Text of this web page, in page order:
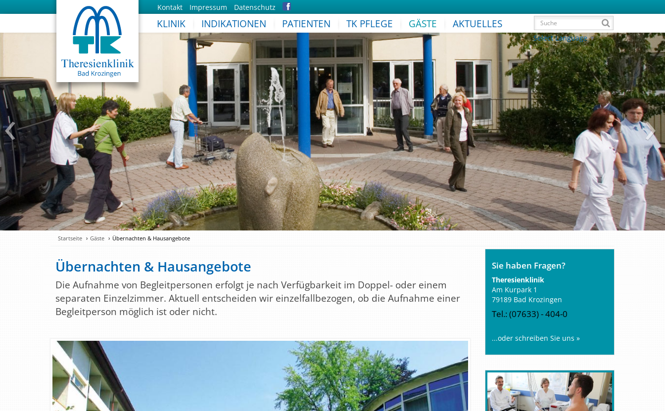
Kontakt Impressum Datenschutz
KLINIK INDIKATIONEN PATIENTEN TK PFLEGE GÄSTE AKTUELLES
Select Language▼
‹ ›
Startseite Gäste Übernachten & Hausangebote
Übernachten & Hausangebote
Die Aufnahme von Begleitpersonen erfolgt je nach Verfügbarkeit im Doppel- oder einem
separaten Einzelzimmer. Aktuell entscheiden wir einzelfallbezogen, ob die Aufnahme einer
Begleitperson möglich ist oder nicht.
Sie haben Fragen?
Theresienklinik
Am Kurpark 1
79189 Bad Krozingen
Tel.: (07633) - 404-0
...oder schreiben Sie uns »